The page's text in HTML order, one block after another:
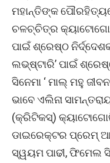
ମହାନ୍ତିଙ୍କ
ଚଳଚ୍ଚିତ୍ର
ପାଇଁ ଶ୍ରେଷ୍ଠ
ଲଭ୍‌ଷ୍ଟାରି’ ପାଇଁ
ସିନେମା ‘ ମାଲ୍ ମହୁ
ଭାବେ ଏଲିନା
(କ୍ରିଟିକସ୍‌)
ଡାଇରେକ୍‌ଟର ପ୍ରେମ୍
ସ୍ୱୟମ ପାଢୀ, ଫିମେଲ